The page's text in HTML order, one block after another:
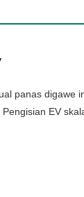
panas digawe
EV